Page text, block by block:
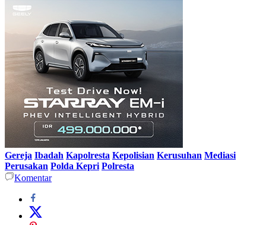
Gereja Ibadah Kapolresta Kepolisian Kerusuhan Mediasi
Perusakan Polda Kepri Polresta
Komentar